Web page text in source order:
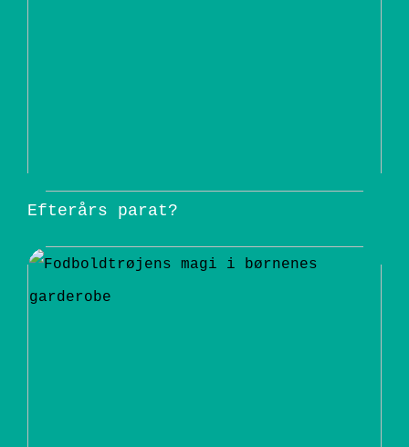
Efterårs parat?